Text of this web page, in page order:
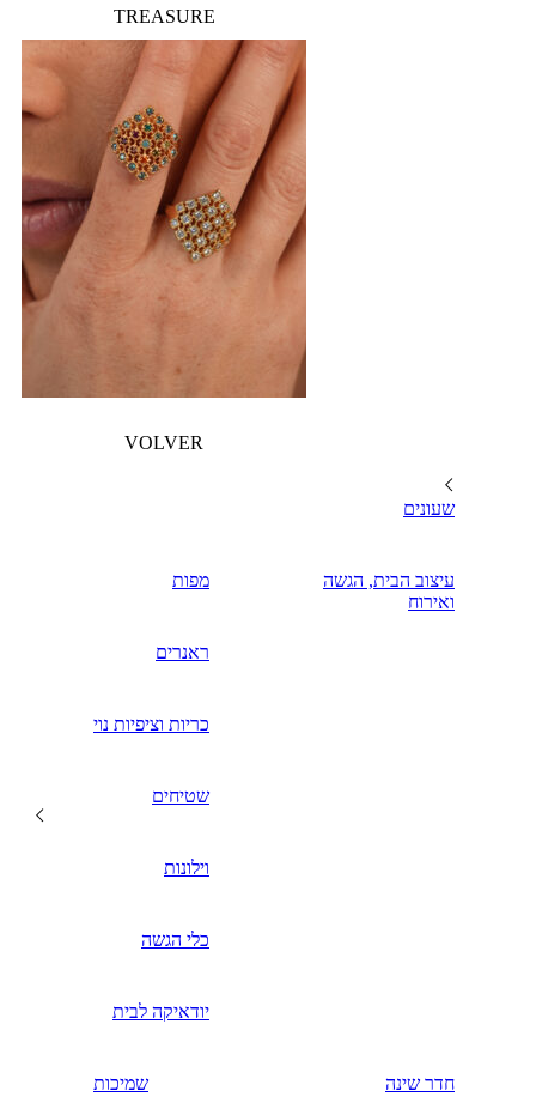
TREASURE
VOLVER
שעונים
עיצוב הבית, הגשה
ואירוח
מפות
ראנרים
כריות וציפיות נוי
שטיחים
וילונות
כלי הגשה
יודאיקה לבית
חדר שינה שמיכות